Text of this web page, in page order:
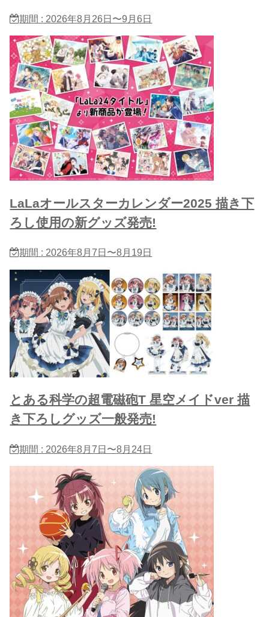
期間 : 2026年8月26日〜9月6日
LaLaオールスターカレンダー2025 描き下
ろし使用の新グッズ発売!
期間 : 2026年8月7日〜8月19日
とある科学の超電磁砲T 星​空メイドver 描
き下ろしグッズ一般発売!
期間 : 2026年8月7日〜8月24日